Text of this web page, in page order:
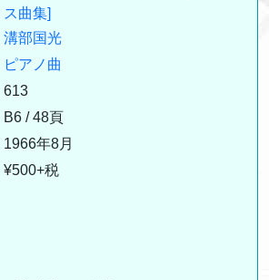
ス曲集]
溝部国光
ピアノ曲
613
B6 / 48頁
1966年8月
¥500+税